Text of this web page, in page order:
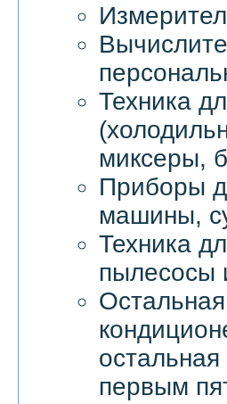
Техника
миксеры,
Приборы
машины,
Техника
пылесосы
остальная
первым